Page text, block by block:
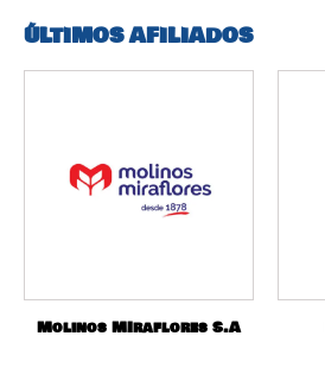
ÚLTIMOS AFILIADOS
Molinos MIraflores S.A